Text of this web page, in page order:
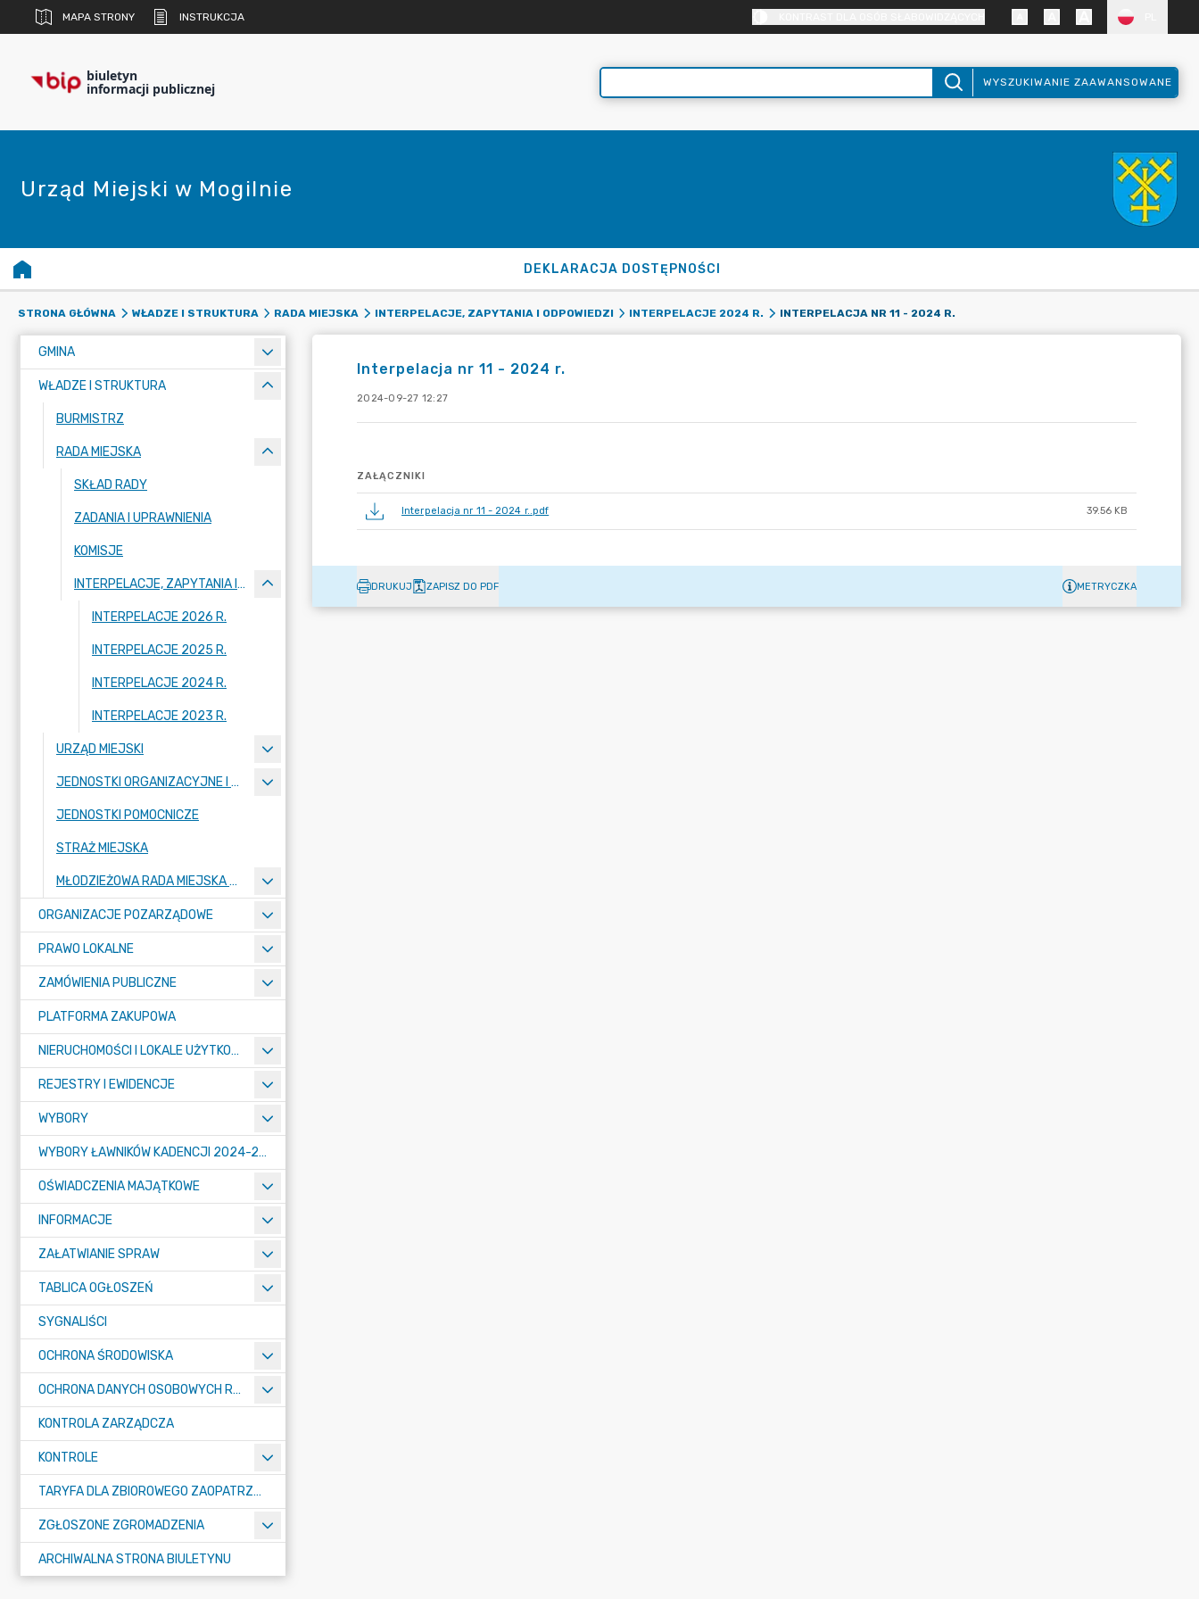
MAPA STRONY INSTRUKCJA
biuletyn
informacji publicznej WYSZUKIWANIE ZAAWANSOWANE
Urząd Miejski w Mogilnie
DEKLARACJA DOSTĘPNOŚCI
STRONA GŁÓWNA WŁADZE I STRUKTURA RADA MIEJSKA INTERPELACJE, ZAPYTANIA I ODPOWIEDZI INTERPELACJE 2024 R. INTERPELACJA NR 11 - 2024 R.
GMINA
WŁADZE I STRUKTURA
BURMISTRZ
RADA MIEJSKA
SKŁAD RADY
ZADANIA I UPRAWNIENIA
KOMISJE
INTERPELACJE, ZAPYTANIA I ODPOWIEDZI
INTERPELACJE 2026 R.
INTERPELACJE 2025 R.
INTERPELACJE 2024 R.
INTERPELACJE 2023 R.
URZĄD MIEJSKI
JEDNOSTKI ORGANIZACYJNE I SPÓŁKI
JEDNOSTKI POMOCNICZE
STRAŻ MIEJSKA
MŁODZIEŻOWA RADA MIEJSKA W MOGILNIE
ORGANIZACJE POZARZĄDOWE
PRAWO LOKALNE
ZAMÓWIENIA PUBLICZNE
PLATFORMA ZAKUPOWA
NIERUCHOMOŚCI I LOKALE UŻYTKOWE
REJESTRY I EWIDENCJE
WYBORY
WYBORY ŁAWNIKÓW KADENCJI 2024-2027
OŚWIADCZENIA MAJĄTKOWE
INFORMACJE
ZAŁATWIANIE SPRAW
TABLICA OGŁOSZEŃ
SYGNALIŚCI
OCHRONA ŚRODOWISKA
OCHRONA DANYCH OSOBOWYCH RODO
KONTROLA ZARZĄDCZA
KONTROLE
TARYFA DLA ZBIOROWEGO ZAOPATRZENIA W WODĘ I ZBIOROWEGO ODPROWADZANIA ŚCIEKÓW
ZGŁOSZONE ZGROMADZENIA
ARCHIWALNA STRONA BIULETYNU
Interpelacja nr 11 - 2024 r.
2024-09-27 12:27
ZAŁĄCZNIKI
Interpelacja nr 11 - 2024 r..pdf 39.56 KB
DRUKUJ ZAPISZ DO PDF METRYCZKA